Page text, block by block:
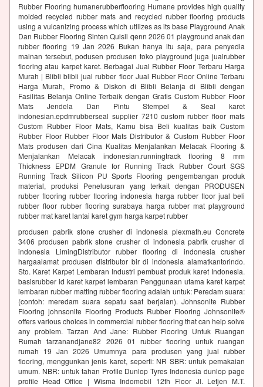
Rubber Flooring humanerubberflooring Humane provides high quality
molded recycled rubber mats and recycled rubber flooring products
using a vulcanizing process which utilizes as its base Playground Anak
Dan Rubber Flooring Sinten Quisii qenn 2026 01 playground anak dan
rubber flooring 19 Jan 2026 Bukan hanya itu saja, para penyedia
mainan tersebut, podusen produsen toko playground juga jualrubber
flooring atau karpet karet. Berbagai Jual Rubber Floor Terbaru Harga
Murah | Blibli blibli jual rubber floor Jual Rubber Floor Online Terbaru
Harga Murah, Promo & Diskon di Blibli Belanja di Blibli dengan
Fasilitas Belanja Online Terbaik dengan Gratis Custom Rubber Floor
Mats Jendela Dan Pintu Stempel & Seal karet
indonesian.epdmrubberseal supplier 7210 custom rubber floor mats
Custom Rubber Floor Mats, Kamu bisa Beli kualitas baik Custom
Rubber Floor Rubber Floor Mats Distributor & Custom Rubber Floor
Mats produsen dari Cina Kualitas Menjalankan Melacak Flooring &
Menjalankan Melacak indonesian.runningtrack flooring 8 mm
Thickness EPDM Granule for Running Track Rubber Court SGS
Running Track Silicon PU Sports Flooring pengembangan produk
material, produksi Penelusuran yang terkait dengan PRODUSEN
rubber flooring rubber flooring indonesia harga rubber floor jual beli
rubber floor rubber flooring surabaya harga rubber mat playground
rubber mat karet lantai karet gym harga karpet rubber
produsen pabrik stone crusher di indonesia plexmath.eu Concrete
3406 produsen pabrik stone crusher di indonesia pabrik crusher di
indonesia LimingDistributor rubber flooring di indonesia crusher
hargaalamat produsen distributor bir di indonesia alamatkantorindo.
Sto. Karet Karpet Lembaran Industri pembuat produk karet Indonesia.
basisrubber id karet karpet lembaran Penggunaan utama karet karpet
lembaran rubber matting rubber flooring adalah untuk: Peredam suara:
(contoh: meredam suara sepatu saat berjalan). Johnsonite Rubber
Flooring johnsonite Flooring Products Rubber Flooring Johnsonite®
offers various choices in commercial rubber flooring that can help solve
any problem. Tarzan And Jane: Rubber Flooring Untuk Ruangan
Rumah tarzanandjane82 2026 01 rubber flooring untuk ruangan
rumah 19 Jan 2026 Umumnya para produsen yang jual rubber
flooring, menggunkan jenis karet, seperti: NR SBR: untuk pemakaian
umum. NBR: untuk tahan Profile Dunlop Tyres Indonesia dunlop page
profile Head Office | Wisma Indomobil 12th Floor Jl. Letjen M.T.